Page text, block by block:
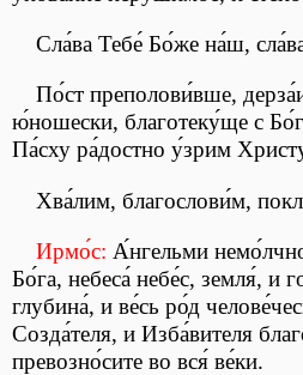
Сла́ва Тебе́ Бо́же на́ш,
По́ст преполови́вше,
ю́ношески, благотеку́ще с
Па́сху ра́достно у́зрим
Хва́лим, благослови́м,
Ирмо́с: А́нгельми
Бо́га, небеса́ небе́с, земля́, и
глубина́, и ве́сь ро́д
Созда́теля, и Изба́вителя
превозно́сите во вся́ ве́ки.